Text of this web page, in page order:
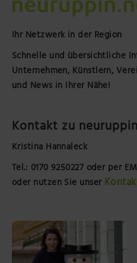
Ihr Netzwerk in der Region
Schnelle und übersichtliche
Unternehmen, Künstlern,
und News in Ihrer Nähe!
Kontakt zu
Kristina Hannaleck
Tel.: 0170 9250227 oder per
oder nutzen Sie unser